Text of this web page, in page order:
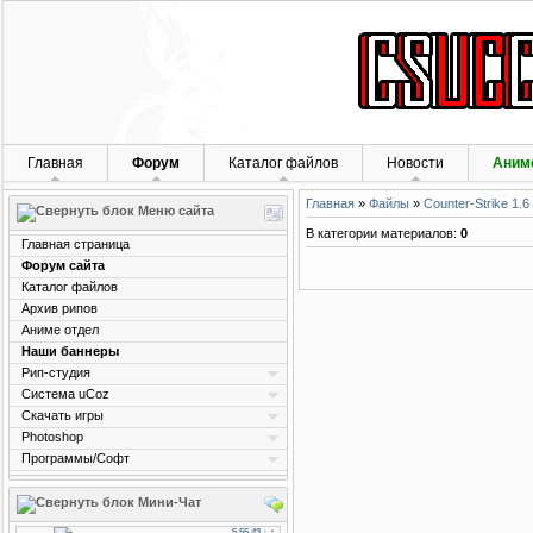
Главная Форум Каталог файлов Новости
Меню сайта
Главная страница
Форум сайта
Каталог файлов
Архив рипов
Аниме отдел
Наши баннеры
Рип-студия
Система uCoz
Скачать игры
Photoshop
Программы/Софт
Мини-Чат
Главная » Файлы » Counter-Strike 1.6
В категории материалов: 0